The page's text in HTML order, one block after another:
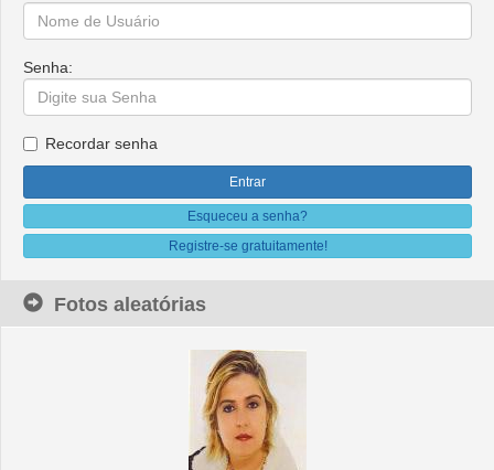
Senha:
Recordar senha
Esqueceu a senha?
Registre-se gratuitamente!
Fotos aleatórias